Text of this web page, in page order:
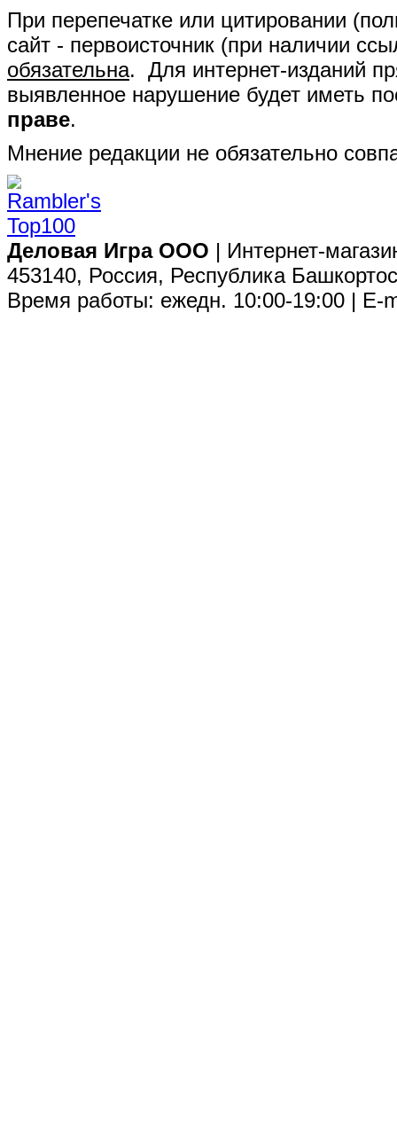
При перепечатке или цитировании
сайт - первоисточник (при наличии
обязательна. Для интернет-изданий
выявленное нарушение будет иметь
праве.
Мнение редакции не обязательно
Деловая Игра ООО | Интернет-
453140, Россия, Республика
Время работы: ежедн. 10:00-19:00 | E-